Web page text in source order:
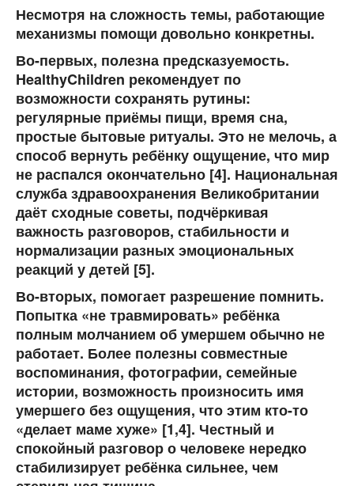
Несмотря на сложность темы, работающие
механизмы помощи довольно конкретны.
Во-первых, полезна предсказуемость.
HealthyChildren рекомендует по
возможности сохранять рутины:
регулярные приёмы пищи, время сна,
простые бытовые ритуалы. Это не мелочь, а
способ вернуть ребёнку ощущение, что мир
не распался окончательно [4]. Национальная
служба здравоохранения Великобритании
даёт сходные советы, подчёркивая
важность разговоров, стабильности и
нормализации разных эмоциональных
реакций у детей [5].
Во-вторых, помогает разрешение помнить.
Попытка «не травмировать» ребёнка
полным молчанием об умершем обычно не
работает. Более полезны совместные
воспоминания, фотографии, семейные
истории, возможность произносить имя
умершего без ощущения, что этим кто-то
«делает маме хуже» [1,4]. Честный и
спокойный разговор о человеке нередко
стабилизирует ребёнка сильнее, чем